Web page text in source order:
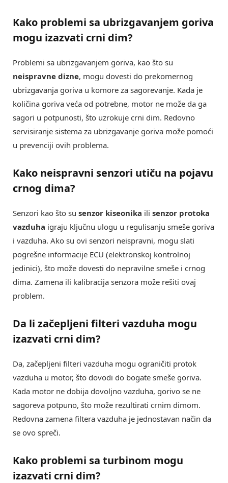
Kako problemi sa ubrizgavanjem goriva
mogu izazvati crni dim?
Problemi sa ubrizgavanjem goriva, kao što su
neispravne dizne, mogu dovesti do prekomernog
ubrizgavanja goriva u komore za sagorevanje. Kada je
količina goriva veća od potrebne, motor ne može da ga
sagori u potpunosti, što uzrokuje crni dim. Redovno
servisiranje sistema za ubrizgavanje goriva može pomoći
u prevenciji ovih problema.
Kako neispravni senzori utiču na pojavu
crnog dima?
Senzori kao što su senzor kiseonika ili senzor protoka
vazduha igraju ključnu ulogu u regulisanju smeše goriva
i vazduha. Ako su ovi senzori neispravni, mogu slati
pogrešne informacije ECU (elektronskoj kontrolnoj
jedinici), što može dovesti do nepravilne smeše i crnog
dima. Zamena ili kalibracija senzora može rešiti ovaj
problem.
Da li začepljeni filteri vazduha mogu
izazvati crni dim?
Da, začepljeni filteri vazduha mogu ograničiti protok
vazduha u motor, što dovodi do bogate smeše goriva.
Kada motor ne dobija dovoljno vazduha, gorivo se ne
sagoreva potpuno, što može rezultirati crnim dimom.
Redovna zamena filtera vazduha je jednostavan način da
se ovo spreči.
Kako problemi sa turbinom mogu
izazvati crni dim?